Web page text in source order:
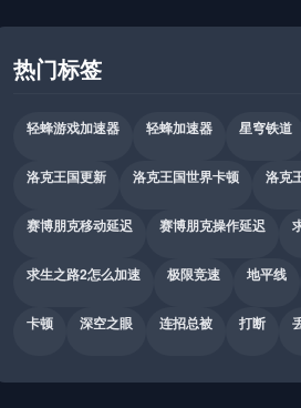
热门标签
轻蜂游戏加速器 轻蜂加速器 星穹铁道
洛克王国更新 洛克王国世界卡顿 洛克
赛博朋克移动延迟 赛博朋克操作延迟
求生之路2怎么加速 极限竞速 地平线
卡顿 深空之眼 连招总被 打断